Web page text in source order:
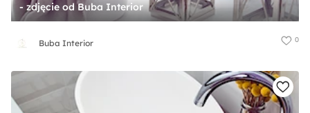
- zdjęcie od Buba Interior
Buba Interior 0